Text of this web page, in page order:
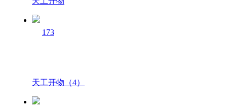
173
天工开物（4）